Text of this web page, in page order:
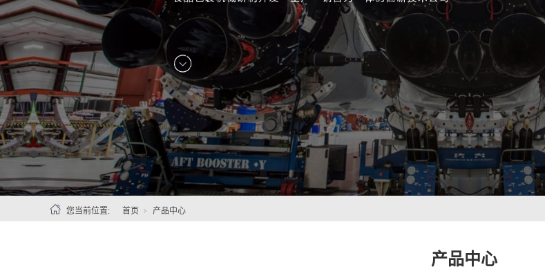
您当前位置: 首页 产品中心
产品中心